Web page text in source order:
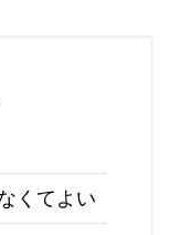
くてよい